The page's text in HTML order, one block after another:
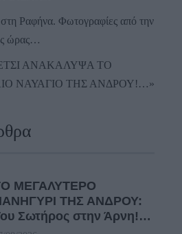
Ραφήνα. Φωτογραφίες από την
ώρας…
ΑΝΑΚΑΛΥΨΑ ΤΟ
ΝΑΥΑΓΙΟ ΤΗΣ ΑΝΔΡΟΥ!…»
ΜΕΓΑΛΥΤΕΡΟ
ΤΗΣ ΑΝΔΡΟΥ:
Σωτήρος στην Άρνη!…